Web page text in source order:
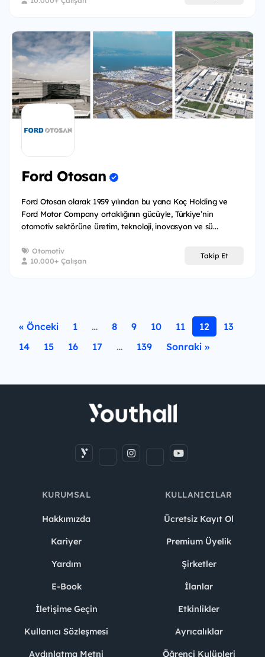
Ford Otosan
Ford Otosan olarak 1959 yılından bu yana Koç Holding ve
Ford Motor Company ortaklığının gücüyle, Türkiye’nin
otomotiv sektörüne üretim, teknoloji, inovasyon ve sü...
Otomotiv
10.000+ Çalışan
Takip Et
« Önceki 1 … 8 9 10 11 12
13
14
15 16 17 … 139 Sonraki »
KURUMSAL
Hakkımızda
Kariyer
Yardım
E-Book
İletişime Geçin
Kullanıcı Sözleşmesi
Aydınlatma Metni
KULLANICILAR
Ücretsiz Kayıt Ol
Premium Üyelik
Şirketler
İlanlar
Etkinlikler
Ayrıcalıklar
Öğrenci Kulüpleri